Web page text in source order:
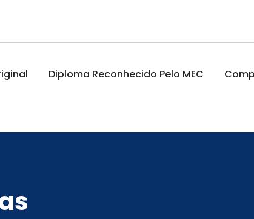
Diploma Reconhecido Pelo MEC